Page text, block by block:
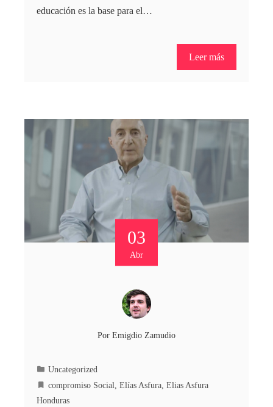
educación es la base para el…
Leer más
03
Abr
Por Emigdio Zamudio
Uncategorized
compromiso Social Elías Asfura Elias Asfura
Honduras